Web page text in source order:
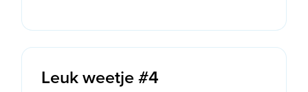
Leuk weetje #4